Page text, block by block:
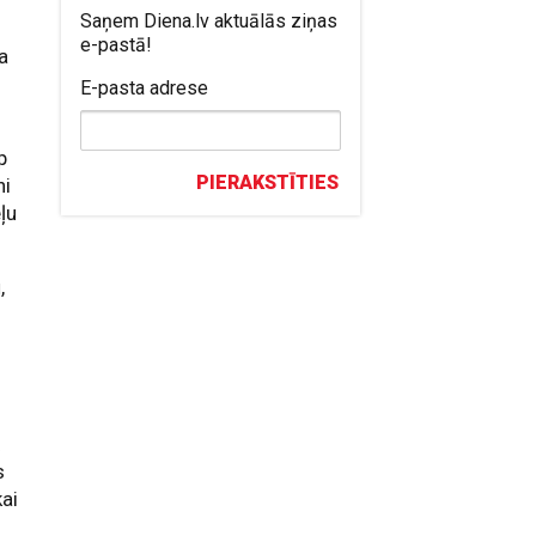
Saņem Diena.lv aktuālās ziņas
e-pastā!
E-pasta adrese
PIERAKSTĪTIES